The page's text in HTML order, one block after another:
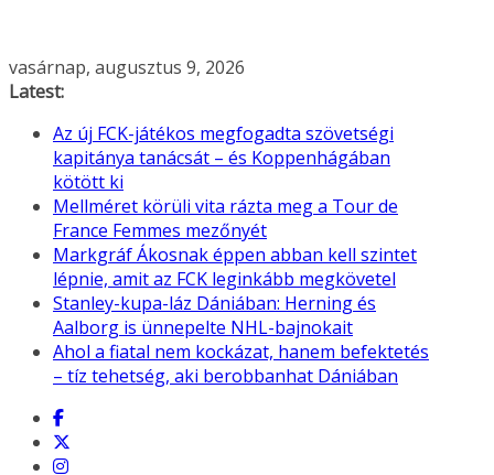
Skip
to
vasárnap, augusztus 9, 2026
Latest:
Az új FCK-játékos megfogadta szövetségi
kapitánya tanácsát – és Koppenhágában
kötött ki
Mellméret körüli vita rázta meg a Tour de
France Femmes mezőnyét
Markgráf Ákosnak éppen abban kell szintet
lépnie, amit az FCK leginkább megkövetel
Stanley-kupa-láz Dániában: Herning és
Aalborg is ünnepelte NHL-bajnokait
Ahol a fiatal nem kockázat, hanem befektetés
– tíz tehetség, aki berobbanhat Dániában